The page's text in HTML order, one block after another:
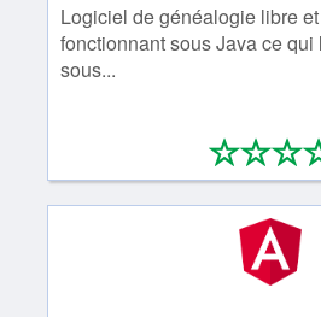
Logiciel de généalogie libre
fonctionnant sous Java ce
sous...
**